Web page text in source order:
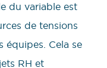
du variable est
de tensions
équipes. Cela se
RH et